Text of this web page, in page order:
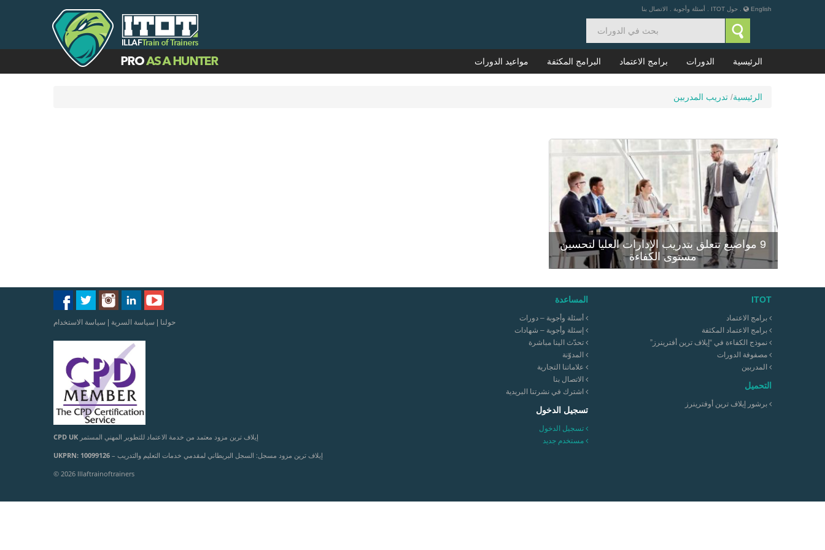
English حول ITOT أسئلة وأجوبة الاتصال بنا
الرئيسية الدورات برامج الاعتماد البرامج المكثفة مواعيد الدورات
الرئيسية/ تدريب المدربين
9 مواضيع تتعلق بتدريب الإدارات العليا لتحسين
مستوى الكفاءة
ITOT
برامج الاعتماد
برامج الاعتماد المكثفة
نموذج الكفاءة في “إيلاف ترين أفترينرز”
مصفوفة الدورات
المدربين
التحميل
برشور إيلاف ترين أوفترينرز
المساعدة
أسئلة وأجوبة – دورات
إسئلة وأجوبة – شهادات
تحدّث الينا مباشرة
المدوّنة
علاماتنا التجارية
الاتصال بنا
اشترك في نشرتنا البريدية
تسجيل الدخول
تسجيل الدخول
مستخدم جديد
حولنا | سياسة السرية | سياسة الاستخدام
إيلاف ترين مزود معتمد من خدمة الاعتماد للتطوير المهني المستمر CPD UK
إيلاف ترين مزود مسجل: السجل البريطاني لمقدمي خدمات التعليم والتدريب – UKPRN: 10099126
© 2026 Illaftrainoftrainers